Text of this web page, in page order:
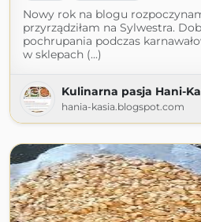
Nowy rok na blogu
przyrządziłam na Sylwestra.
pochrupania podczas
w sklepach (...)
Kulinarna pasja Hani-
hania-kasia.blogspot.com